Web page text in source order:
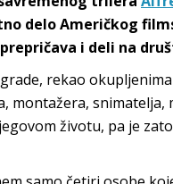
delo Američkog
i deli na
rekao
montažera,
životu, pa je